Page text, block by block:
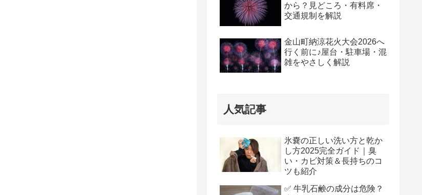
から？見どころ・有料席・
交通規制を解説
金山町納涼花火大会2026へ
行く前に♪屋台・駐車場・混
雑をやさしく解説
人気記事
氷嚢の正しい洗い方と乾か
し方2025完全ガイド｜臭
い・カビ対策＆長持ちのコ
ツも紹介
✅ 牛乳石鹸の成分は危険？